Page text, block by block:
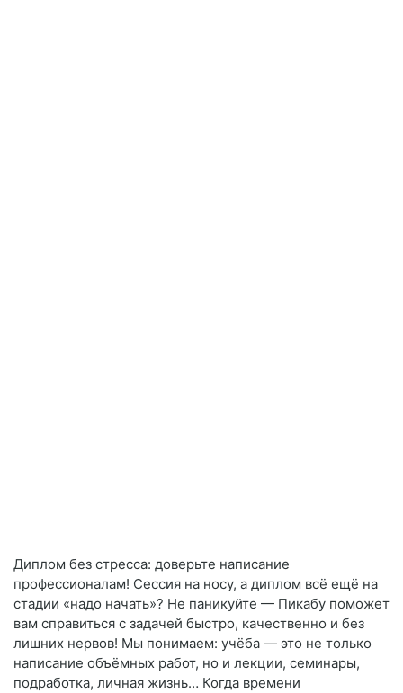
Диплом без стресса: доверьте написание
профессионалам! Сессия на носу, а диплом всё ещё на
стадии «надо начать»? Не паникуйте — Пикабу поможет
вам справиться с задачей быстро, качественно и без
лишних нервов! Мы понимаем: учёба — это не только
написание объёмных работ, но и лекции, семинары,
подработка, личная жизнь… Когда времени